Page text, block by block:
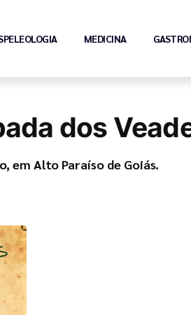
MEDICINA
dos
em Alto Paraíso de Goiás.